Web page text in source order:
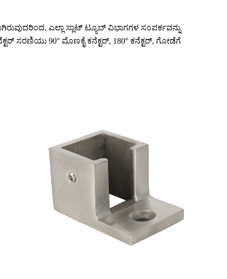
ಎಲ್ಲಾ ಸ್ಲಾಟ್ ಟ್ಯೂಬ್ ವಿಭಾಗಗಳ ಸಂಪರ್ಕವನ್ನು
ಸರಣಿಯು 90° ಮೊಣಕೈ ಕನೆಕ್ಟರ್, 180° ಕನೆಕ್ಟರ್, ಗೋಡೆಗೆ